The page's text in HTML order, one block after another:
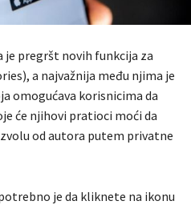
pregršt novih funkcija za
a najvažnija među njima je
omogućava korisnicima da
će njihovi pratioci moći da
od autora putem privatne
je da kliknete na ikonu